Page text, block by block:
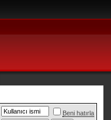
Beni hatırla